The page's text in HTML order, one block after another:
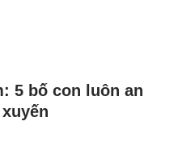
5 bố con luôn an